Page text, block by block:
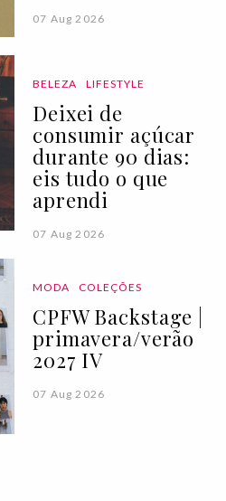
07 Aug 2026
BELEZA LIFESTYLE
Deixei de
consumir açúcar
durante 90 dias:
eis tudo o que
aprendi
07 Aug 2026
MODA COLEÇÕES
CPFW Backstage |
primavera/verão
2027 IV
07 Aug 2026